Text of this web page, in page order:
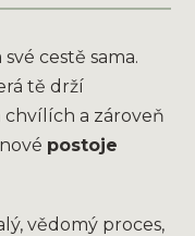
cestě sama.
tě drží
a zároveň
postoje
vědomý proces,